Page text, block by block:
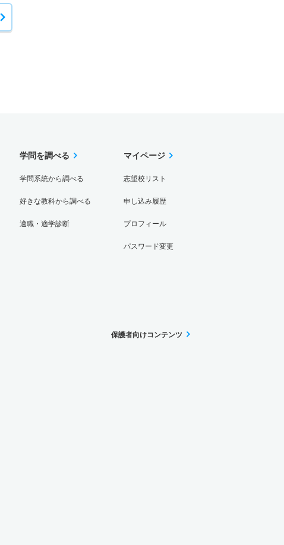
学問を調べる
学問系統から調べる
好きな教科から調べる
適職・適学診断
マイページ
志望校リスト
申し込み履歴
プロフィール
パスワード変更
保護者向けコンテンツ